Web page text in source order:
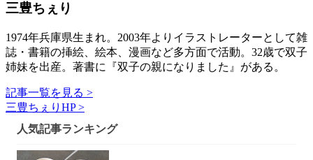
三豊ちぇり
1974年兵庫県生まれ。2003年よりイラストレーターとして雑
誌・書籍の挿絵、絵本、漫画など多方面で活動。32歳で双子
姉妹を出産。著書に『双子の親になりました』がある。
記事一覧を見る >
三豊ちぇりHP >
人気記事ランキング